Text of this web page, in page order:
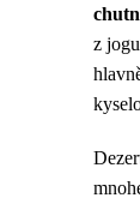
z